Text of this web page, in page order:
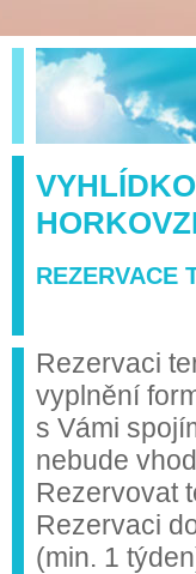
REZERVACE
Rezervaci
vyplnění
s Vámi
nebude
Rezervovat
Rezervaci
(min. 1